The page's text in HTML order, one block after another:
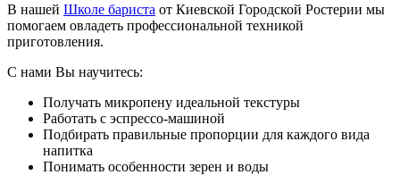
В нашей Школе бариста от Киевской Городской Ростерии мы
помогаем овладеть профессиональной техникой
приготовления.
С нами Вы научитесь:
Получать микропену идеальной текстуры
Работать с эспрессо-машиной
Подбирать правильные пропорции для каждого вида
напитка
Понимать особенности зерен и воды